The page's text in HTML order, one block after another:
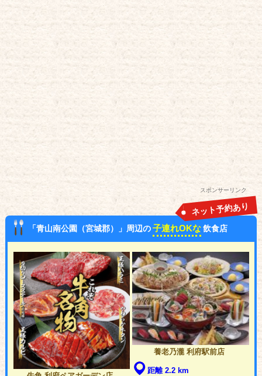
スポンサーリンク
「青山南公園（宮城郡）」周辺の子連れOKな 飲食店
ネット予約あり
養老乃瀧 利府駅前店
距離 2.2 km